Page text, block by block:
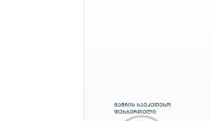
მატჩის საუკეთესო
ფეხბურთელი: